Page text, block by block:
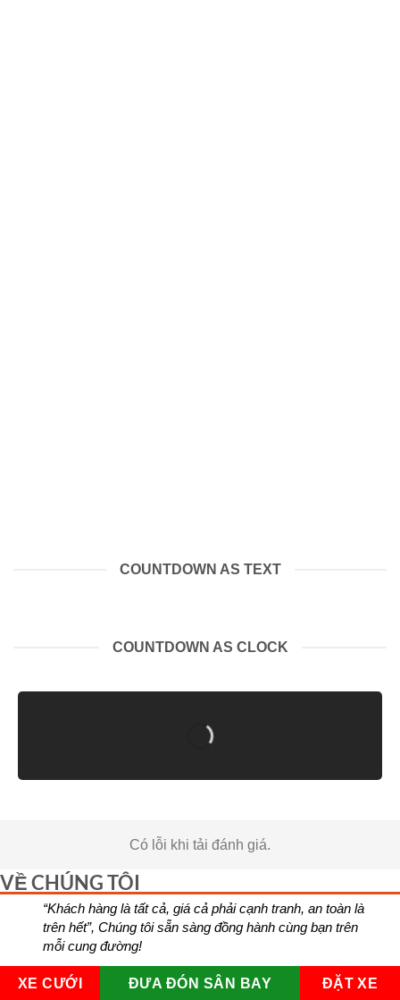
COUNTDOWN AS TEXT
COUNTDOWN AS CLOCK
Có lỗi khi tải đánh giá.
VỀ CHÚNG TÔI
“Khách hàng là tất cả, giá cả phải cạnh tranh, an toàn là
trên hết”, Chúng tôi sẵn sàng đồng hành cùng bạn trên
mỗi cung đường!
XE CƯỚI ĐƯA ĐÓN SÂN BAY ĐẶT XE